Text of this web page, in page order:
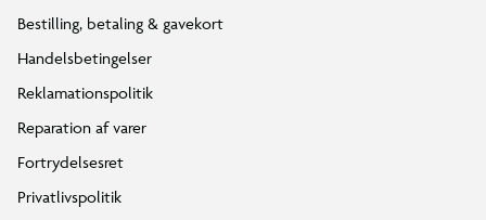
Bestilling, betaling & gavekort
Handelsbetingelser
Reklamationspolitik
Reparation af varer
Fortrydelsesret
Privatlivspolitik